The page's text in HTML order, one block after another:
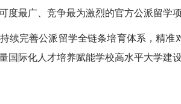
度最广、竞争最为激烈的官方公派留学
续完善公派留学全链条培育体系，精
国际化人才培养赋能学校高水平大学建